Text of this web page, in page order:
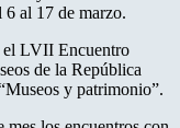
6 al 17 de marzo.
el LVII Encuentro
de la República
y patrimonio”.